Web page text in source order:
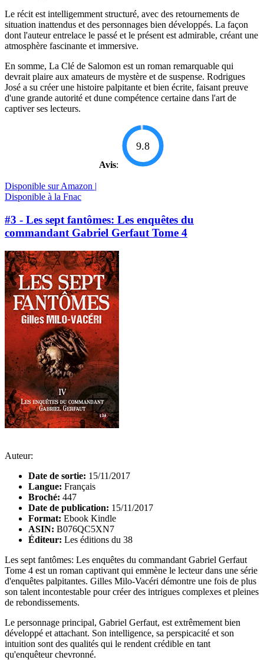
Le récit est intelligemment structuré, avec des retournements de
situation inattendus et des personnages bien développés. La façon
dont l'auteur entrelace le passé et le présent est admirable, créant une
atmosphère fascinante et immersive.
En somme, La Clé de Salomon est un roman remarquable qui
devrait plaire aux amateurs de mystère et de suspense. Rodrigues
José a su créer une histoire palpitante et bien écrite, faisant preuve
d'une grande autorité et dune compétence certaine dans l'art de
captiver ses lecteurs.
Avis:
9.8
Disponible sur Amazon |
Disponible à la Fnac
#3 - Les sept fantômes: Les enquêtes du
commandant Gabriel Gerfaut Tome 4
Auteur:
Date de sortie: 15/11/2017
Langue: Français
Broché: 447
Date de publication: 15/11/2017
Format: Ebook Kindle
ASIN: B076QC5XN7
Éditeur: Les éditions du 38
Les sept fantômes: Les enquêtes du commandant Gabriel Gerfaut
Tome 4 est un roman captivant qui emmène le lecteur dans une série
d'enquêtes palpitantes. Gilles Milo-Vacéri démontre une fois de plus
son talent incontestable pour créer des intrigues complexes et pleines
de rebondissements.
Le personnage principal, Gabriel Gerfaut, est extrêmement bien
développé et attachant. Son intelligence, sa perspicacité et son
intuition sont des qualités qui le rendent crédible en tant
qu'enquêteur chevronné.